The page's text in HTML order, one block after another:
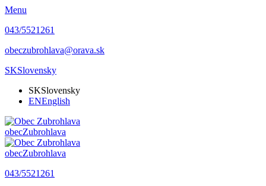
Menu
043/5521261
obeczubrohlava@orava.sk
SKSlovensky
SKSlovensky
ENEnglish
obecZubrohlava
obecZubrohlava
043/5521261